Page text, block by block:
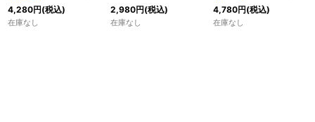
4,280円(税込)
在庫なし
2,980円(税込)
在庫なし
4,780円(税込)
在庫なし